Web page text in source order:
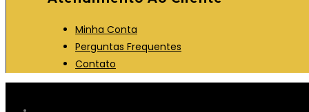
Minha Conta
Perguntas Frequentes
Contato